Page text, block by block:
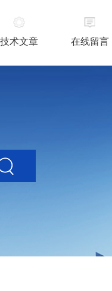
技术文章 在线留言